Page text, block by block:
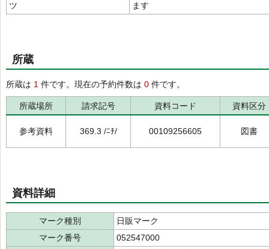
ツ
ます
所蔵
所蔵は 1 件です。現在の予約件数は 0 件です。
所蔵場所 請求記号 資料コード 資料区分
参考資料 369.3 /ﾆﾁ/ 00109256605 図書
資料詳細
マーク種別
日販マーク
マーク番号
052547000